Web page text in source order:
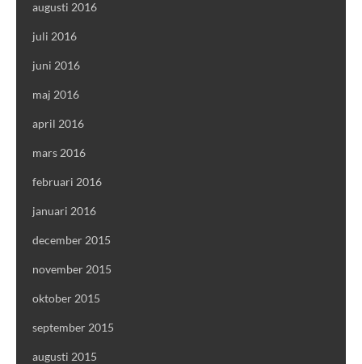
augusti 2016
juli 2016
juni 2016
maj 2016
april 2016
mars 2016
februari 2016
januari 2016
december 2015
november 2015
oktober 2015
september 2015
augusti 2015